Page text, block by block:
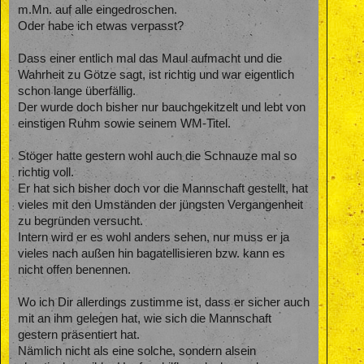
wichtig.
Gestern waren ( fast ) alle scheisse. Danach bewerte ich Pisu
nicht.
Leider vertuen sich Watzke & Zorc, wenn sie meinen, dass
Typen, wie Götze, Schmelzer oder Sahin echte Borussen
Typen wären. Nein. Sind sie nicht. Das sind Weicheier, die
sich auf dem Festegeldkonto des BVB ausruhen und auf dem
Platz nichts zustande bringen.
Stattdessen tritt man den wirklichen Borussen, wie Bender,
Kuba, Neven und Kevin in den Arsch.
Ich finde es aber eh ärgerlich und scheisse, dass Stöger jetzt
hergeht und die Mannschaft öffentlich klein redet. Das steht
ihm nicht zu. er soll sich mal an die eigene, nicht unbedingt
schöne, Nase fassen.
Ein Trainer von Format, stellt sich, gerade in einer solchen
Situation, vor die Jungs und regelt seine Probleme intern.
m.Mn. auf alle eingedroschen.
Oder habe ich etwas verpasst?
Dass einer entlich mal das Maul aufmacht und die
Wahrheit zu Götze sagt, ist richtig und war eigentlich
schon lange überfällig.
Der wurde doch bisher nur bauchgekitzelt und lebt von
einstigen Ruhm sowie seinem WM-Titel.
Stöger hatte gestern wohl auch die Schnauze mal so
richtig voll.
Er hat sich bisher doch vor die Mannschaft gestellt, hat
vieles mit den Umständen der jüngsten Vergangenheit
zu begründen versucht.
Intern wird er es wohl anders sehen, nur muss er ja
vieles nach außen hin bagatellisieren bzw. kann es
nicht offen benennen.
Wo ich Dir allerdings zustimme ist, dass er sicher auch
mit an ihm gelegen hat, wie sich die Mannschaft
gestern präsentiert hat.
Nämlich nicht als eine solche, sondern alsein